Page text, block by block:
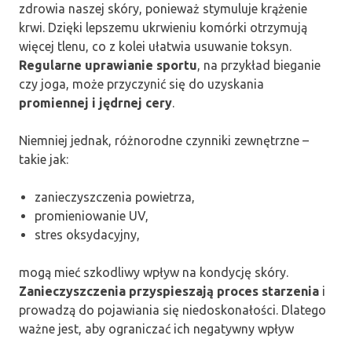
zdrowia naszej skóry, ponieważ stymuluje krążenie
krwi. Dzięki lepszemu ukrwieniu komórki otrzymują
więcej tlenu, co z kolei ułatwia usuwanie toksyn.
Regularne uprawianie sportu, na przykład bieganie
czy joga, może przyczynić się do uzyskania
promiennej i jędrnej cery.
Niemniej jednak, różnorodne czynniki zewnętrzne –
takie jak:
zanieczyszczenia powietrza,
promieniowanie UV,
stres oksydacyjny,
mogą mieć szkodliwy wpływ na kondycję skóry.
Zanieczyszczenia przyspieszają proces starzenia i
prowadzą do pojawiania się niedoskonałości. Dlatego
ważne jest, aby ograniczać ich negatywny wpływ